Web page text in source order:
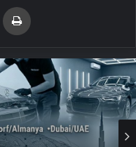
Email'den paylaş